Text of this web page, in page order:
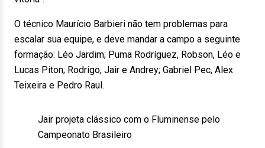
O técnico Maurício Barbieri não tem problemas para
escalar sua equipe, e deve mandar a campo a seguinte
formação: Léo Jardim; Puma Rodríguez, Robson, Léo e
Lucas Piton; Rodrigo, Jair e Andrey; Gabriel Pec, Alex
Teixeira e Pedro Raul.
Jair projeta clássico com o Fluminense pelo
Campeonato Brasileiro